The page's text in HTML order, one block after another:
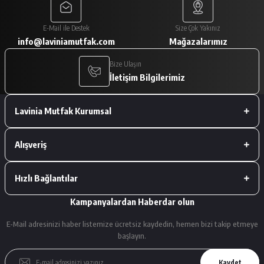
Paketleme çok iyiydi. Ürünler tam
istediğimiz gibiydi.
A... V... | 29/01/2026
Deneyimini Paylaş
E-Mail ile Destek
info@laviniamutfak.com
Size Çok Yakınız
Mağazalarımız
Bize Ulaşın
İletişim Bilgilerimiz
Lavinia Mutfak Kurumsal
Alışveriş
Hızlı Bağlantılar
Kampanyalardan Haberdar olun
E-Mail adresinizi haber listemize ücretsiz kaydedin, hemen bizi takip etmeye
başlayın.
Kaydet